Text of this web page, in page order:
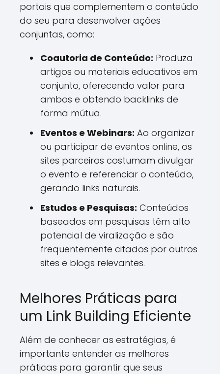
portais que complementem o conteúdo
do seu para desenvolver ações
conjuntas, como:
Coautoria de Conteúdo: Produza
artigos ou materiais educativos em
conjunto, oferecendo valor para
ambos e obtendo backlinks de
forma mútua.
Eventos e Webinars: Ao organizar
ou participar de eventos online, os
sites parceiros costumam divulgar
o evento e referenciar o conteúdo,
gerando links naturais.
Estudos e Pesquisas: Conteúdos
baseados em pesquisas têm alto
potencial de viralização e são
frequentemente citados por outros
sites e blogs relevantes.
Melhores Práticas para
um Link Building Eficiente
Além de conhecer as estratégias, é
importante entender as melhores
práticas para garantir que seus